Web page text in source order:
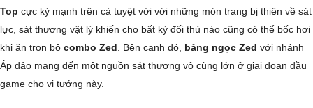
Top cực kỳ mạnh trên cả tuyệt vời với những món trang bị thiên về sát
lực, sát thương vật lý khiến cho bất kỳ đối thủ nào cũng có thể bốc hơi
khi ăn trọn bộ combo Zed . Bên cạnh đó, bảng ngọc Zed với nhánh
Áp đảo mang đến một nguồn sát thương vô cùng lớn ở giai đoạn đầu
game cho vị tướng này.